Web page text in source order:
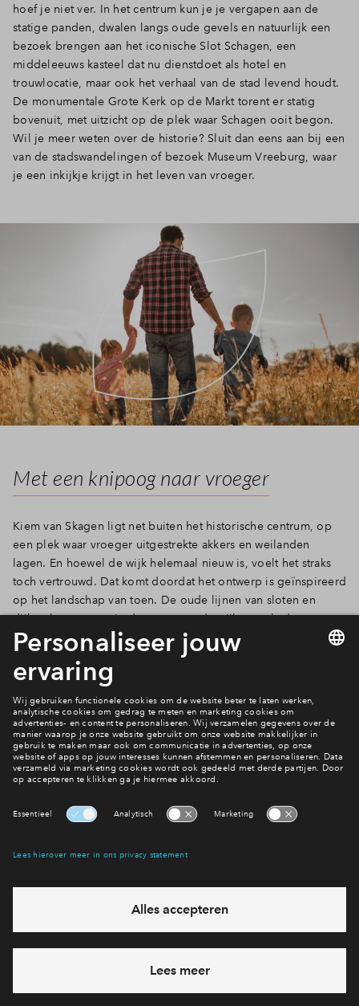
hoef je niet ver. In het centrum kun je je vergapen aan de
statige panden, dwalen langs oude gevels en natuurlijk een
bezoek brengen aan het iconische Slot Schagen, een
middeleeuws kasteel dat nu dienstdoet als hotel en
trouwlocatie, maar ook het verhaal van de stad levend houdt.
De monumentale Grote Kerk op de Markt torent er statig
bovenuit, met uitzicht op de plek waar Schagen ooit begon.
Wil je meer weten over de historie? Sluit dan eens aan bij een
van de stadswandelingen of bezoek Museum Vreeburg, waar
je een inkijkje krijgt in het leven van vroeger.
Met een knipoog naar vroeger
Kiem van Skagen ligt net buiten het historische centrum, op
een plek waar vroeger uitgestrekte akkers en weilanden
lagen. En hoewel de wijk helemaal nieuw is, voelt het straks
toch vertrouwd. Dat komt doordat het ontwerp is geïnspireerd
op het landschap van toen. De oude lijnen van sloten en
dijken keren terug in de opzet van de wijk, net als de
hoogteverschillen in het landschap. Je woont hier tussen
groene terpen, bloemrijke wadi’s en kronkelende paden. Zo
wordt Kiem van Skagen een plek die niet losstaat van de
Meer over
Schagen
eventuele projecten
Ja, ik wil mij aanmelden
Heb je een vraag en wil je direct antwoord? Bel ons op088